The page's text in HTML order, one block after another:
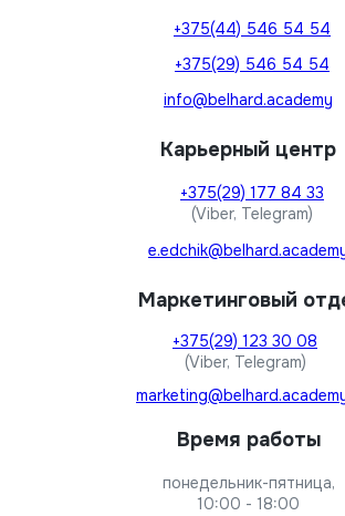
+375(44) 546 54 54
понедельник-пятница,
10:00 - 18:00
Время работы
+375(29) 546 54 54
info@belhard.academy
+375(29) 177 84 33
(Viber, Telegram)
+375(29) 123 30 08
(Viber, Telegram)
Карьерный центр
Маркетинговый